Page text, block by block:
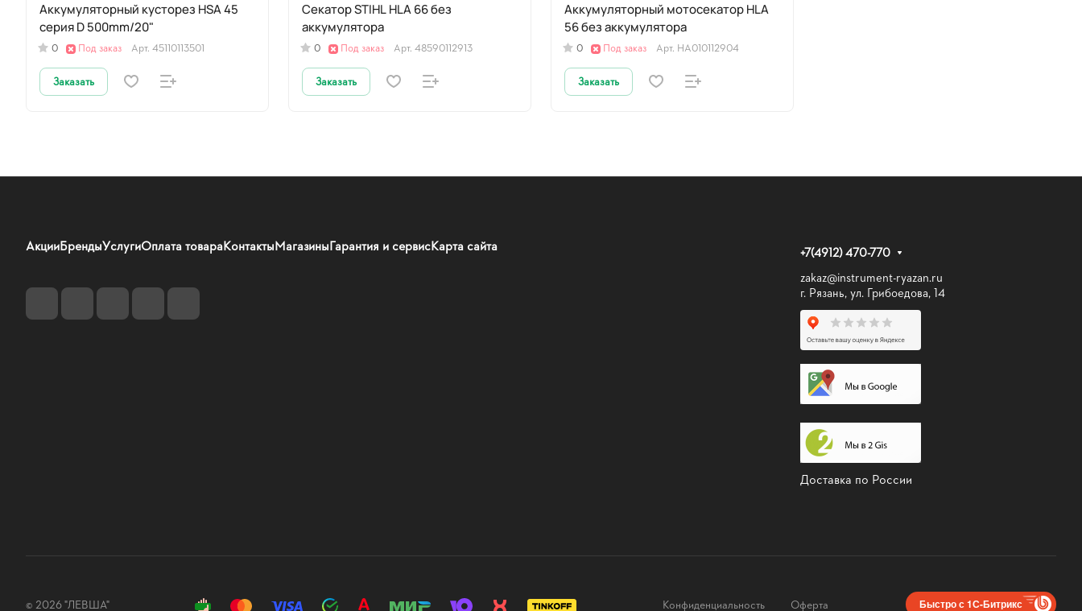
Аккумуляторный кусторез HSA 45
серия D 500mm/20"
0 Под заказ Арт. 45110113501
Заказать
Секатор STIHL HLA 66 без
аккумулятора
0 Под заказ Арт. 48590112913
Заказать
Аккумуляторный мотосекатор HLA
56 без аккумулятора
0 Под заказ Арт. HA010112904
Заказать
АкцииБрендыУслугиОплата товараКонтактыМагазиныГарантия и сервисКарта сайта
+7(4912) 470-770
zakaz@instrument-ryazan.ru
г. Рязань, ул. Грибоедова, 14
Доставка по России
© 2026 "ЛЕВША" Конфиденциальность Оферта Быстро с 1С-Битрикс